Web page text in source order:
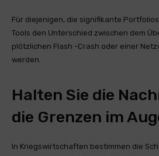
Für diejenigen, die signifikante
Tools den Unterschied zwischen dem
plötzlichen Flash -Crash oder einer
werden.
Halten Sie die
die Grenzen im
In Kriegswirtschaften bestimmen die